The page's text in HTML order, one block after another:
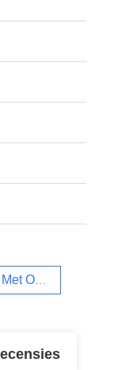
Ons Op